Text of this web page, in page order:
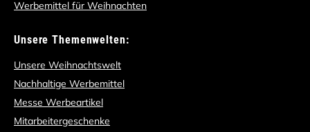
Werbemittel für Weihnachten
Unsere Themenwelten:
Unsere Weihnachtswelt
Nachhaltige Werbemittel
Messe Werbeartikel
Mitarbeitergeschenke